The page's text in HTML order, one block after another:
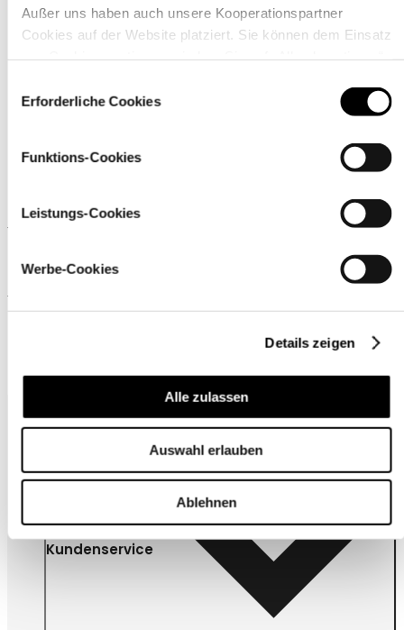
Außer uns haben auch unsere Kooperationspartner
Cookies auf der Website platziert. Sie können dem Einsatz
über den Link „Cookie-Einstellungen
Erforderliche Cookies
Funktions-Cookies
Leistungs-Cookies
Werbe-Cookies
Details zeigen
Alle zulassen
Auswahl erlauben
Ablehnen
Material
Ähnliche Produkte
Wird oft zusammen gekauft
Kundenservice